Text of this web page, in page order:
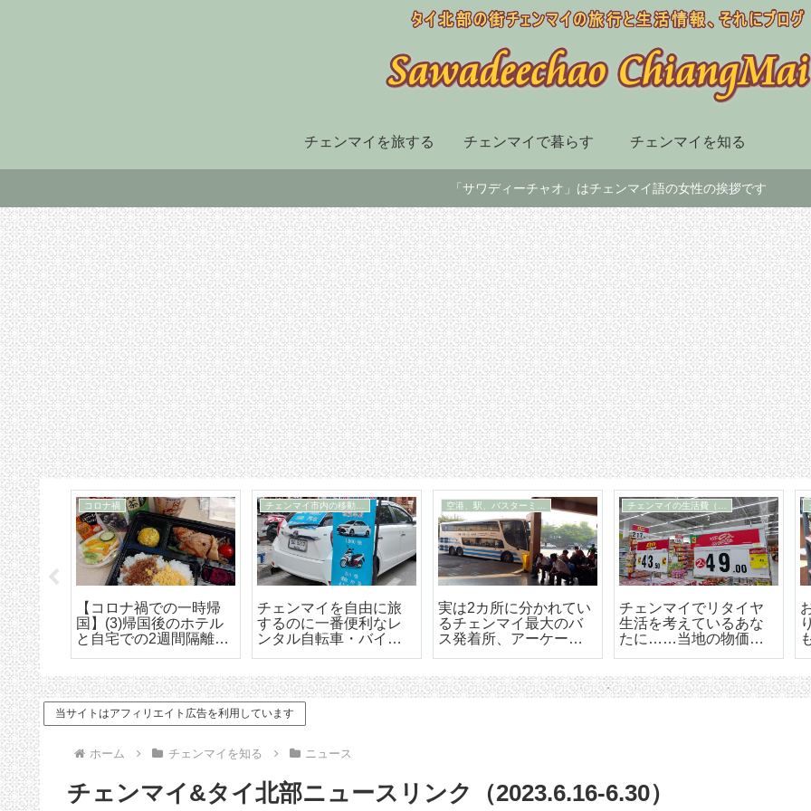
チェンマイを旅する チェンマイで暮らす チェンマイを知る
「サワディーチャオ」はチェンマイ語の女性の挨拶です
ら
ムが
産に
石鹸4
コロナ禍
【コロナ禍での一時帰
国】(3)帰国後のホテル
と自宅での2週間隔離。
チェンマイ市内の移動手段
チェンマイを自由に旅
するのに一番便利なレ
ンタル自転車・バイ
空港、駅、バスターミナル
実は2カ所に分かれてい
るチェンマイ最大のバ
ス発着所、アーケード
チェンマイの生活費（概論）
チェンマイでリタイヤ
生活を考えているあな
たに……当地の物価は
当サイトはアフィリエイト広告を利用しています
ホーム チェンマイを知る ニュース
チェンマイ&タイ北部ニュースリンク（2023.6.16-6.30）